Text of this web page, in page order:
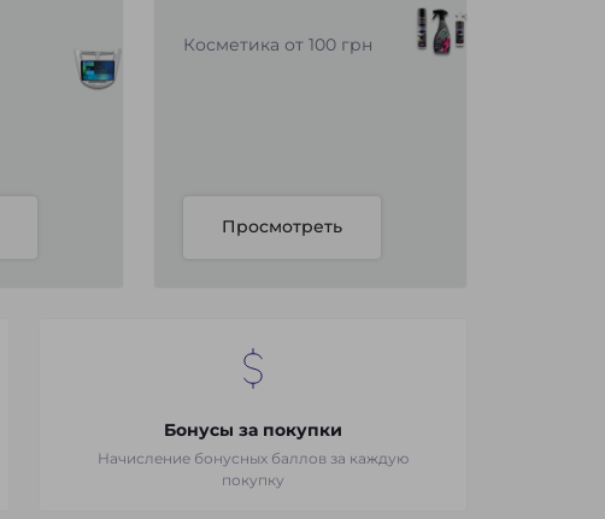
Косметика от 100 грн
Просмотреть
Бонусы за покупки
Начисление бонусных баллов за каждую
покупку